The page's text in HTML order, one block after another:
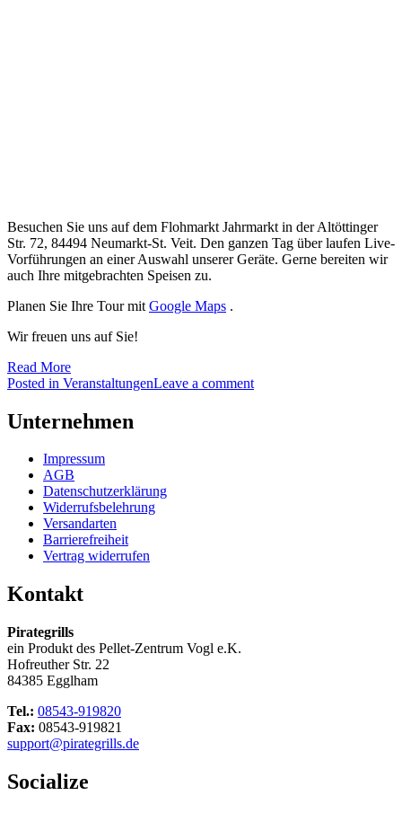
Besuchen Sie uns auf dem Flohmarkt Jahrmarkt in der Altöttinger
Str. 72, 84494 Neumarkt-St. Veit. Den ganzen Tag über laufen Live-
Vorführungen an einer Auswahl unserer Geräte. Gerne bereiten wir
auch Ihre mitgebrachten Speisen zu.
Planen Sie Ihre Tour mit Google Maps .
Wir freuen uns auf Sie!
Read More
Posted in VeranstaltungenLeave a comment
Unternehmen
Impressum
AGB
Datenschutzerklärung
Widerrufsbelehrung
Versandarten
Barrierefreiheit
Vertrag widerrufen
Kontakt
Pirategrills
ein Produkt des Pellet-Zentrum Vogl e.K.
Hofreuther Str. 22
84385 Egglham
Tel.: 08543-919820
Fax: 08543-919821
support@pirategrills.de
Socialize